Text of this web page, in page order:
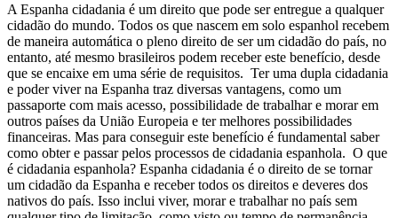
A Espanha cidadania é um direito que pode ser entregue a qualquer
cidadão do mundo. Todos os que nascem em solo espanhol recebem
de maneira automática o pleno direito de ser um cidadão do país, no
entanto, até mesmo brasileiros podem receber este benefício, desde
que se encaixe em uma série de requisitos. Ter uma dupla cidadania
e poder viver na Espanha traz diversas vantagens, como um
passaporte com mais acesso, possibilidade de trabalhar e morar em
outros países da União Europeia e ter melhores possibilidades
financeiras. Mas para conseguir este benefício é fundamental saber
como obter e passar pelos processos de cidadania espanhola. O que
é cidadania espanhola? Espanha cidadania é o direito de se tornar
um cidadão da Espanha e receber todos os direitos e deveres dos
nativos do país. Isso inclui viver, morar e trabalhar no país sem